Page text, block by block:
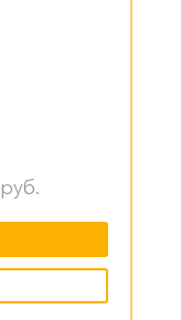
руб.